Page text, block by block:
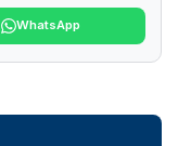
WhatsApp